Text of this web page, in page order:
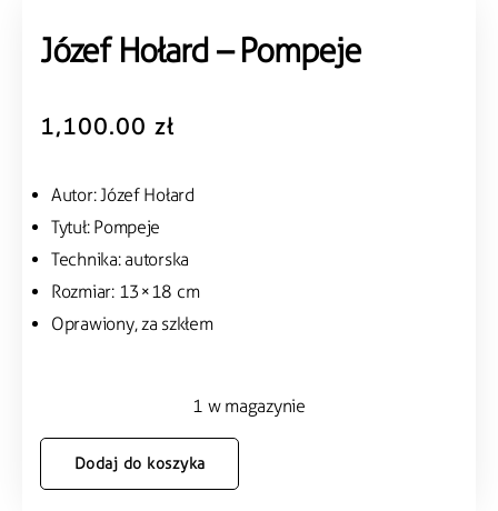
Józef Hołard – Pompeje
1,100.00 zł
Autor: Józef Hołard
Tytuł: Pompeje
Technika: autorska
Rozmiar: 13×18 cm
Oprawiony, za szkłem
1 w magazynie
Dodaj do koszyka